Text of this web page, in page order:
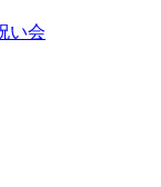
い会